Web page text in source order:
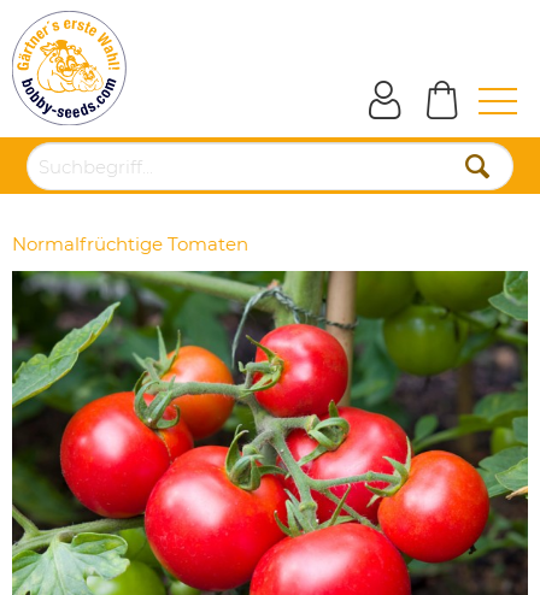
Normalfrüchtige Tomaten